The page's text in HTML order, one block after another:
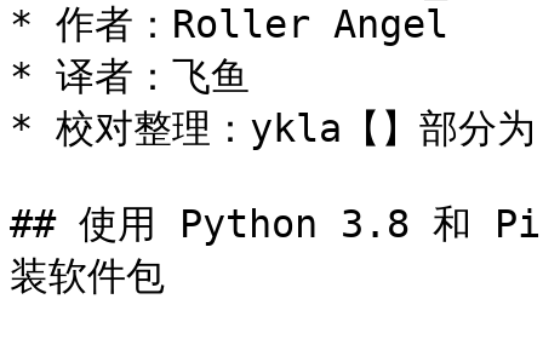
* 作者：Roller Angel
* 译者：飞鱼
* 校对整理：ykla【】部分
## 使用 Python 3.8 和
装软件包